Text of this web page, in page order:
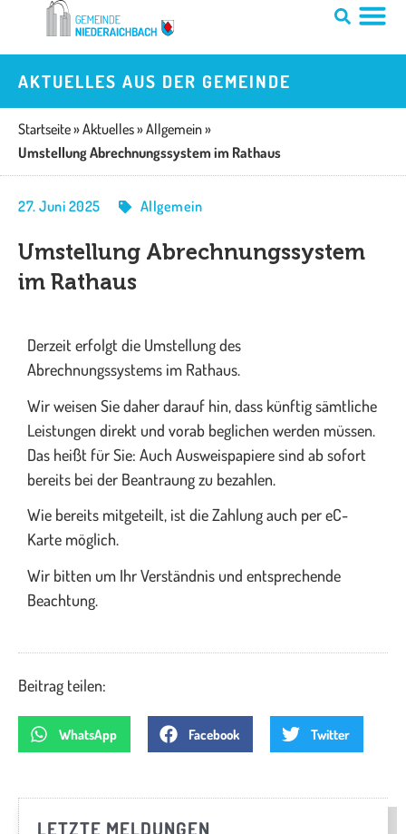
springen
AKTUELLES AUS DER GEMEINDE
Startseite»Aktuelles»Allgemein»
Umstellung Abrechnungssystem im Rathaus
27. Juni 2025 Allgemein
Umstellung Abrechnungssystem
im Rathaus
Derzeit erfolgt die Umstellung des
Abrechnungssystems im Rathaus.
Wir weisen Sie daher darauf hin, dass künftig sämtliche
Leistungen direkt und vorab beglichen werden müssen.
Das heißt für Sie: Auch Ausweispapiere sind ab sofort
bereits bei der Beantraung zu bezahlen.
Wie bereits mitgeteilt, ist die Zahlung auch per eC-
Karte möglich.
Wir bitten um Ihr Verständnis und entsprechende
Beachtung.
Beitrag teilen:
WhatsApp Facebook Twitter
LETZTE MELDUNGEN